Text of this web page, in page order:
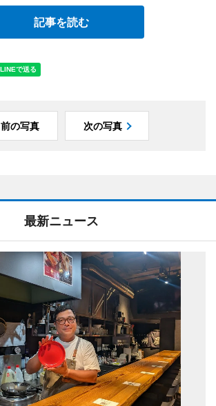
記事を読む
前の写真 次の写真
最新ニュース